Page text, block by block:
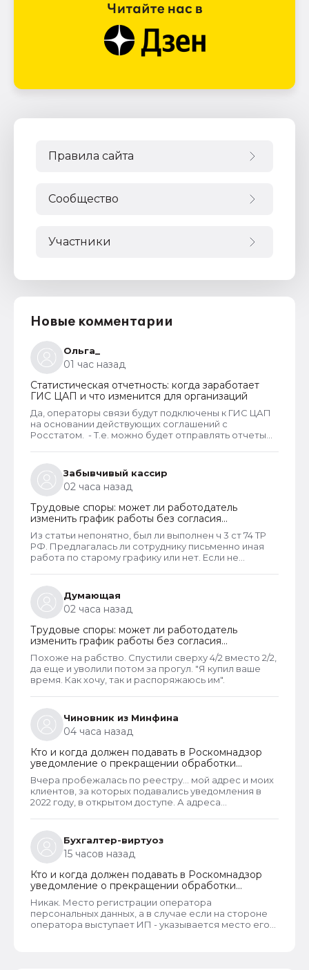
Правила сайта
Сообщество
Участники
Новые комментарии
Ольга_
01 час назад
Статистическая отчетность: когда заработает
ГИС ЦАП и что изменится для организаций
Да, операторы связи будут подключены к ГИС ЦАП
на основании действующих соглашений с
Росстатом. - Т.е. можно будет отправлять отчеты
Забывчивый кассир
02 часа назад
Трудовые споры: может ли работодатель
изменить график работы без согласия
сотрудника
Из статьи непонятно, был ли выполнен ч 3 ст 74 ТР
РФ. Предлагалась ли сотруднику письменно иная
работа по старому графику или нет. Если не
выплатой всех положенных ему компенсаций при
таком виде увольнения (не по собственному
желанию или соглашению сторон).
Думающая
02 часа назад
Трудовые споры: может ли работодатель
изменить график работы без согласия
сотрудника
Похоже на рабство. Спустили сверху 4/2 вместо 2/2,
да еще и уволили потом за прогул. "Я купил ваше
время. Как хочу, так и распоряжаюсь им".
Чиновник из Минфина
04 часа назад
Кто и когда должен подавать в Роскомнадзор
уведомление о прекращении обработки
персональных данных
Вчера пробежалась по реестру... мой адрес и моих
клиентов, за которых подавались уведомления в
2022 году, в открытом доступе. А адреса
проверила только знакомых ИП и заметила такую
закономерность. Или это просто совпадение
такое?
Бухгалтер-виртуоз
15 часов назад
Кто и когда должен подавать в Роскомнадзор
уведомление о прекращении обработки
персональных данных
Никак. Место регистрации оператора
персональных данных, а в случае если на стороне
оператора выступает ИП - указывается место его